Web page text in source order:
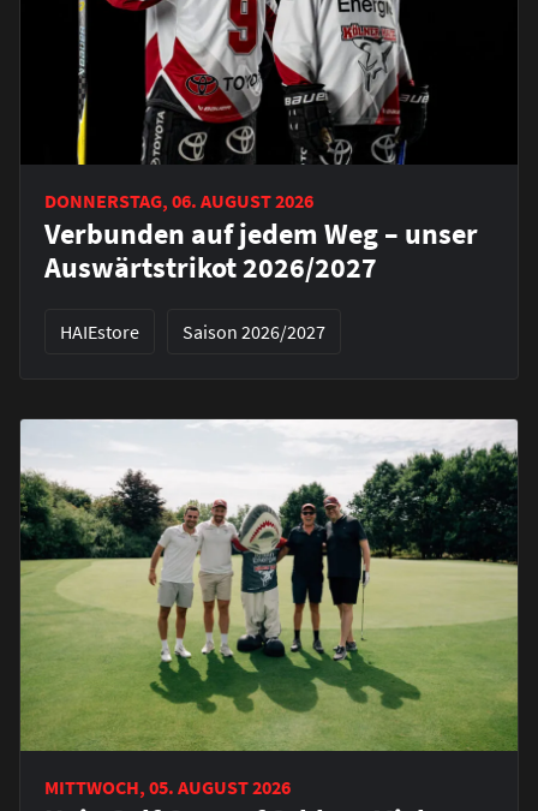
DONNERSTAG, 06. AUGUST 2026
Verbunden auf jedem Weg – unser
Auswärtstrikot 2026/2027
HAIEstore Saison 2026/2027
MITTWOCH, 05. AUGUST 2026